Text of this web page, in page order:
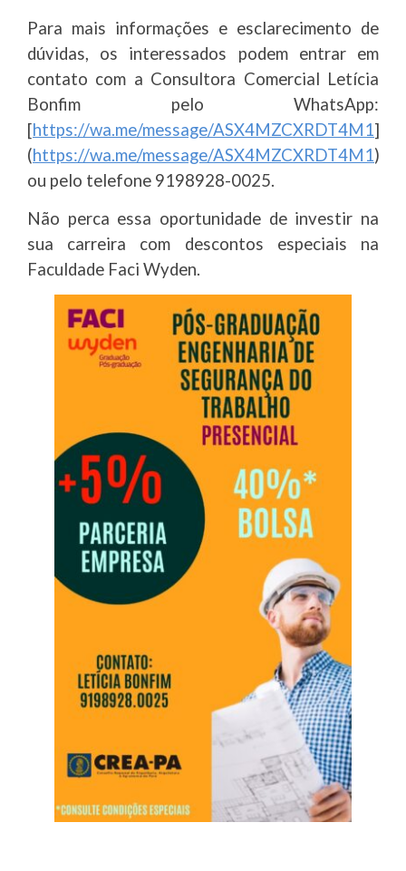
Para mais informações e esclarecimento de
dúvidas, os interessados podem entrar em
contato com a Consultora Comercial Letícia
Bonfim pelo WhatsApp:
[https://wa.me/message/ASX4MZCXRDT4M1]
(https://wa.me/message/ASX4MZCXRDT4M1)
ou pelo telefone 9198928-0025.
Não perca essa oportunidade de investir na
sua carreira com descontos especiais na
Faculdade Faci Wyden.